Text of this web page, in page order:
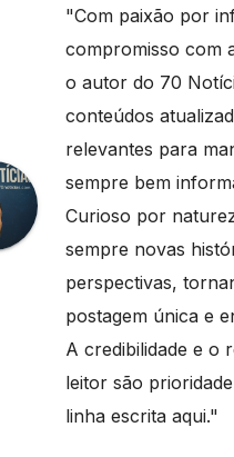
"Com paixão por
compromisso com
o autor do 70
conteúdos
relevantes para
sempre bem
Curioso por
sempre novas
perspectivas,
postagem única e
A credibilidade e o
leitor são
linha escrita aqui."